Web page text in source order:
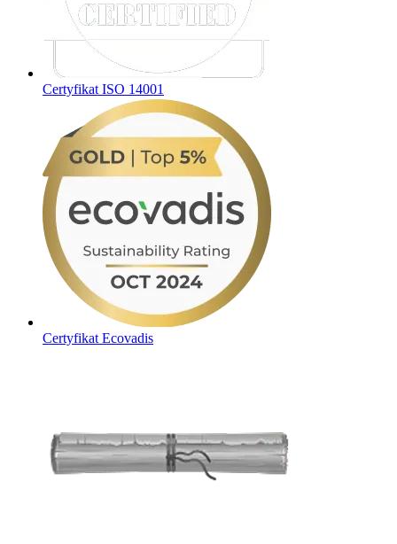
Certyfikat ISO 14001
Certyfikat Ecovadis